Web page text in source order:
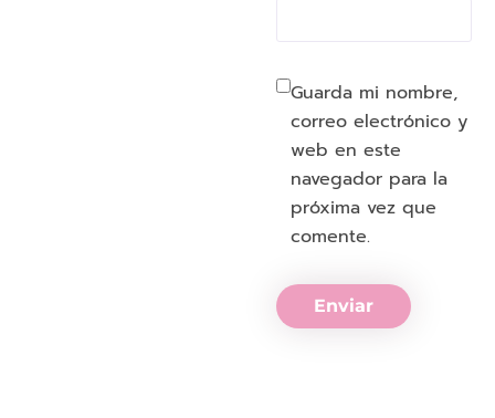
Guarda mi nombre,
correo electrónico y
web en este
navegador para la
próxima vez que
comente.
Enviar